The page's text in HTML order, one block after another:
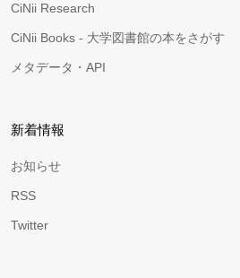
CiNii Research
CiNii Books - 大学図書館の本をさがす
メタデータ・API
新着情報
お知らせ
RSS
Twitter